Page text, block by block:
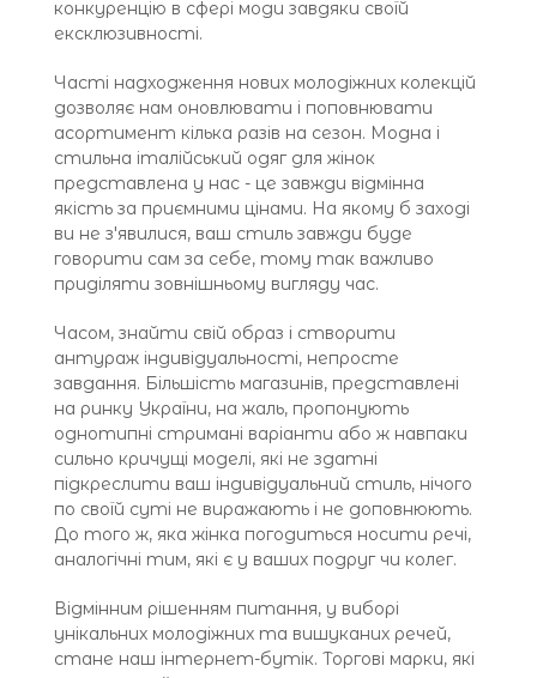
конкуренцію в сфері моди завдяки своїй
ексклюзивності.
Часті надходження нових молодіжних колекцій
дозволяє нам оновлювати і поповнювати
асортимент кілька разів на сезон. Модна і
стильна італійський одяг для жінок
представлена ​​у нас - це завжди відмінна
якість за приємними цінами. На якому б заході
ви не з'явилися, ваш стиль завжди буде
говорити сам за себе, тому так важливо
приділяти зовнішньому вигляду час.
Часом, знайти свій образ і створити
антураж індивідуальності, непросте
завдання. Більшість магазинів, представлені
на ринку України, на жаль, пропонують
однотипні стримані варіанти або ж навпаки
сильно кричущі моделі, які не здатні
підкреслити ваш індивідуальний стиль, нічого
по своїй суті не виражають і не доповнюють.
До того ж, яка жінка погодиться носити речі,
аналогічні тим, які є у ваших подруг чи колег.
Відмінним рішенням питання, у виборі
унікальних молодіжних та вишуканих речей,
стане наш інтернет-бутік. Торгові марки, які